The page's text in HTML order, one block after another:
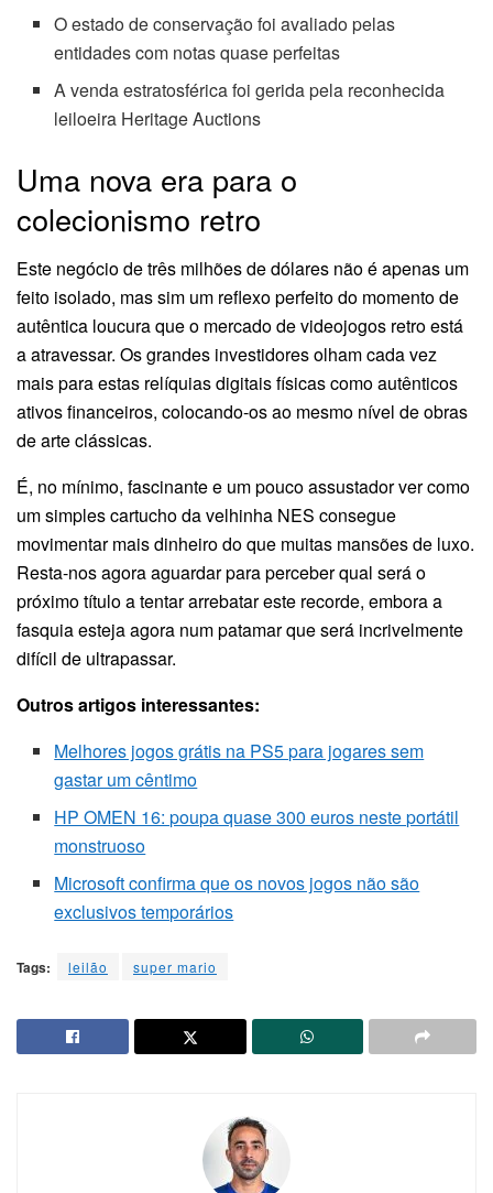
O estado de conservação foi avaliado pelas
entidades com notas quase perfeitas
A venda estratosférica foi gerida pela reconhecida
leiloeira Heritage Auctions
Uma nova era para o
colecionismo retro
Este negócio de três milhões de dólares não é apenas um
feito isolado, mas sim um reflexo perfeito do momento de
autêntica loucura que o mercado de videojogos retro está
a atravessar. Os grandes investidores olham cada vez
mais para estas relíquias digitais físicas como autênticos
ativos financeiros, colocando-os ao mesmo nível de obras
de arte clássicas.
É, no mínimo, fascinante e um pouco assustador ver como
um simples cartucho da velhinha NES consegue
movimentar mais dinheiro do que muitas mansões de luxo.
Resta-nos agora aguardar para perceber qual será o
próximo título a tentar arrebatar este recorde, embora a
fasquia esteja agora num patamar que será incrivelmente
difícil de ultrapassar.
Outros artigos interessantes:
Melhores jogos grátis na PS5 para jogares sem
gastar um cêntimo
HP OMEN 16: poupa quase 300 euros neste portátil
monstruoso
Microsoft confirma que os novos jogos não são
exclusivos temporários
Tags: leilão super mario